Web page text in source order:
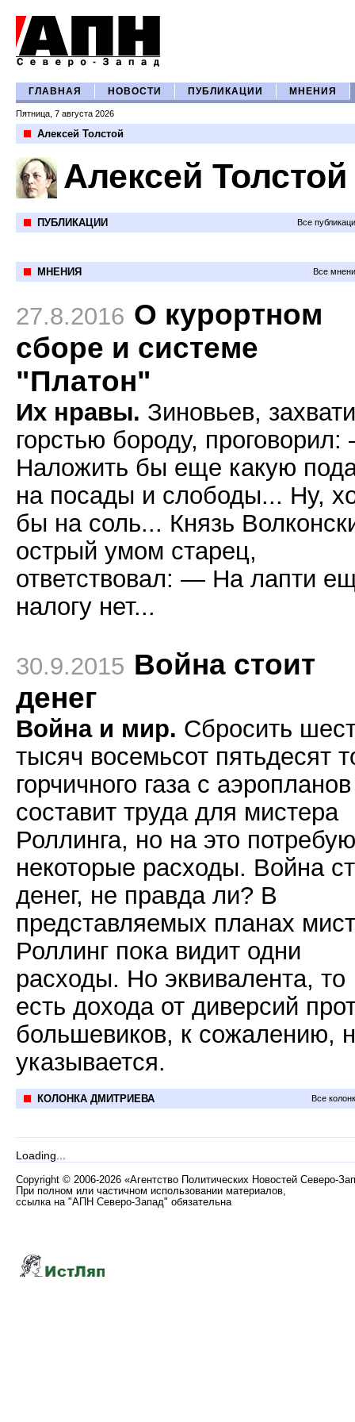
ГЛАВНАЯ НОВОСТИ ПУБЛИКАЦИИ МНЕНИЯ
Пятница, 7 августа 2026
Алексей Толстой
Алексей Толстой
ПУБЛИКАЦИИ Все
МНЕНИЯ Все
27.8.2016 О курортном
сборе и системе
"Платон"
Их нравы. Зиновьев,
горстью бороду,
Наложить бы еще какую
на посады и слободы... Ну,
бы на соль... Князь
острый умом старец,
ответствовал: — На лапти
налогу нет...
30.9.2015 Война стоит
денег
Война и мир. Сбросить
тысяч восемьсот пятьдесят
горчичного газа с
составит труда для мистера
Роллинга, но на это
некоторые расходы. Война
денег, не правда ли? В
представляемых планах
Роллинг пока видит одни
расходы. Но эквивалента, то
есть дохода от диверсий
большевиков, к сожалению,
указывается.
КОЛОНКА ДМИТРИЕВА Все
Loading...
Copyright © 2006-2026 «Агентство Политических Новостей Северо-
При полном или частичном использовании материалов,
ссылка на "АПН Северо-Запад" обязательна